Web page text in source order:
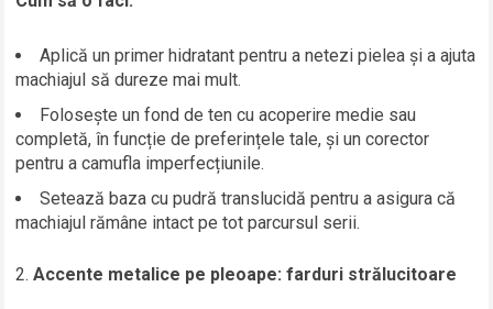
Aplică un primer hidratant pentru a netezi pielea și a ajuta
machiajul să dureze mai mult.
Folosește un fond de ten cu acoperire medie sau
completă, în funcție de preferințele tale, și un corector
pentru a camufla imperfecțiunile.
Setează baza cu pudră translucidă pentru a asigura că
machiajul rămâne intact pe tot parcursul serii.
Accente metalice pe pleoape: farduri strălucitoare